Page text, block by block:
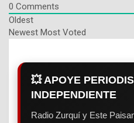
0 Comments
Oldest
Newest Most Voted
💥 APOYE
INDEPENDIENTE
Radio Zurquí y Este